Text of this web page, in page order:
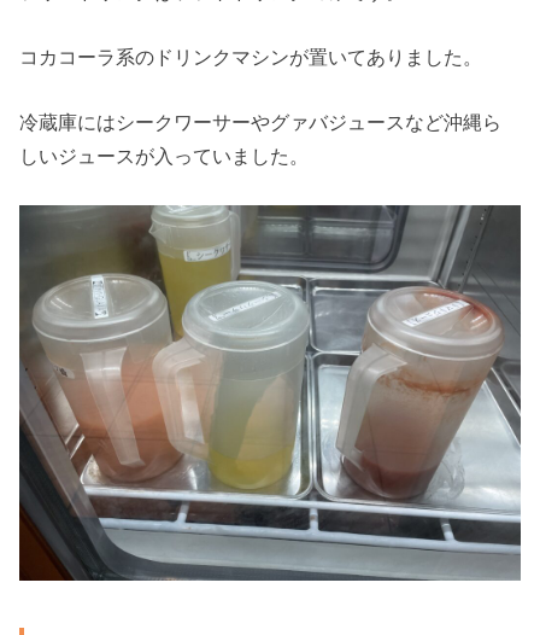
コカコーラ系のドリンクマシンが置いてありました。
冷蔵庫にはシークワーサーやグァバジュースなど沖縄ら
しいジュースが入っていました。